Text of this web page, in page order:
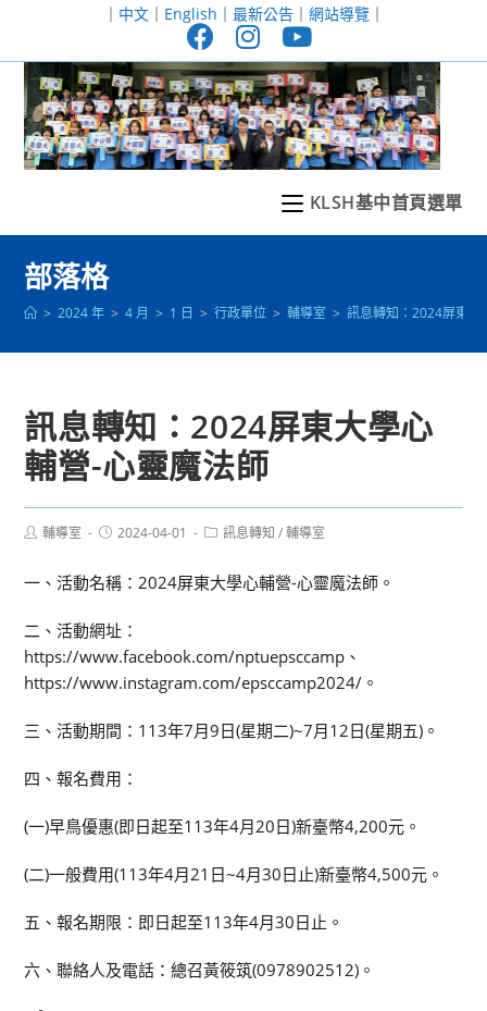
至
｜ 中文｜ English ｜ 最新公告｜ 網站導覽｜
KLSH基中首頁選單
部落格
> 2024 年 > 4 月 > 1 日 > 行政單位 > 輔導室 > 訊息轉知：2024屏東大
訊息轉知：2024屏東大學心
輔營-心靈魔法師
Post輔導室
Post2024-04-01
Post訊息轉知 / 輔導室
一、活動名稱：2024屏東大學心輔營-心靈魔法師。
二、活動網址：
https://www.facebook.com/nptuepsccamp、
https://www.instagram.com/epsccamp2024/。
三、活動期間：113年7月9日(星期二)~7月12日(星期五)。
四、報名費用：
(一)早鳥優惠(即日起至113年4月20日)新臺幣4,200元。
(二)一般費用(113年4月21日~4月30日止)新臺幣4,500元。
五、報名期限：即日起至113年4月30日止。
六、聯絡人及電話：總召黃筱筑(0978902512)。